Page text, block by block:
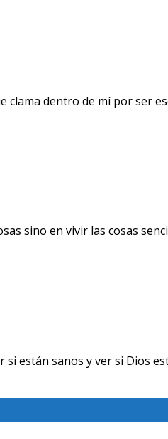
dentro de mí por ser
sino en vivir las cosas
están sanos y ver si Dios